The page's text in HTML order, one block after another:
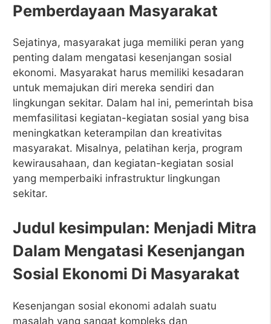
Pemberdayaan Masyarakat
Sejatinya, masyarakat juga memiliki peran yang
penting dalam mengatasi kesenjangan sosial
ekonomi. Masyarakat harus memiliki kesadaran
untuk memajukan diri mereka sendiri dan
lingkungan sekitar. Dalam hal ini, pemerintah bisa
memfasilitasi kegiatan-kegiatan sosial yang bisa
meningkatkan keterampilan dan kreativitas
masyarakat. Misalnya, pelatihan kerja, program
kewirausahaan, dan kegiatan-kegiatan sosial
yang memperbaiki infrastruktur lingkungan
sekitar.
Judul kesimpulan: Menjadi Mitra
Dalam Mengatasi Kesenjangan
Sosial Ekonomi Di Masyarakat
Kesenjangan sosial ekonomi adalah suatu
masalah yang sangat kompleks dan